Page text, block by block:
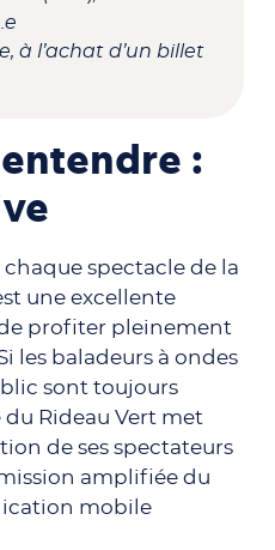
à l’achat d’un billet
:
spectacle de la
une excellente
profiter pleinement
les baladeurs à ondes
sont toujours
Rideau Vert met
de ses spectateurs
amplifiée du
mobile